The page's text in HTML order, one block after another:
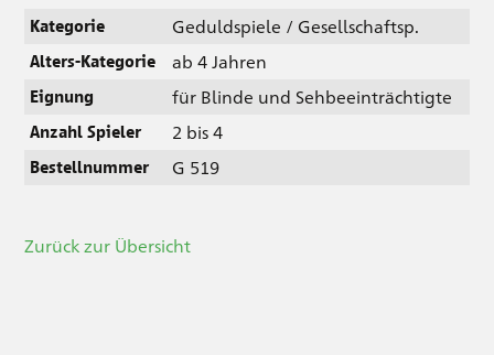
Kategorie Geduldspiele / Gesellschaftsp.
Alters-Kategorie ab 4 Jahren
Eignung für Blinde und Sehbeeinträchtigte
Anzahl Spieler 2 bis 4
Bestellnummer G 519
Zurück zur Übersicht